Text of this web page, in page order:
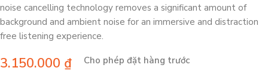
noise cancelling technology removes a significant amount of
background and ambient noise for an immersive and distraction
free listening experience.
3.150.000 ₫ Cho phép đặt hàng trước